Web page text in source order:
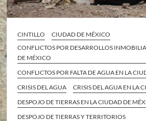
CINTILLO
CIUDAD DE MÉXICO
CONFLICTOS POR DESARROLLOS
DE MÉXICO
CONFLICTOS POR FALTA DE AGUA EN LA
CRISIS DEL AGUA
CRISIS DEL AGUA EN LA
DESPOJO DE TIERRAS EN LA CIUDAD DE
DESPOJO DE TIERRAS Y TERRITORIOS